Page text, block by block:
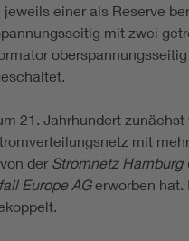
einer als Reserve
mit zwei
21. Jahrhundert zunächst
mit
der Stromnetz Hamburg
Europe AGerworben hat.